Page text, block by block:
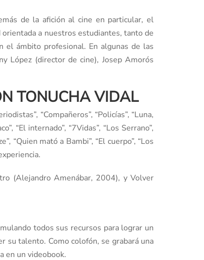
de la afición al cine en particular, el
a nuestros estudiantes, tanto de
el ámbito profesional. En algunas de las
López (director de cine), Josep Amorós
TONUCHA VIDAL
“Compañeros”, “Policías”, “Luna,
“El internado”, “7Vidas”, “Los Serrano”,
“Quien mató a Bambi”, “El cuerpo”, “Los
(Alejandro Amenábar, 2004), y Volver
todos sus recursos para lograr un
su talento. Como colofón, se grabará una
en un videobook.